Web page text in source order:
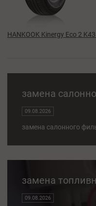
HANKOOK Kinergy Eco 2
замена
09.08.2026
замена салонного
замена
09.08.2026